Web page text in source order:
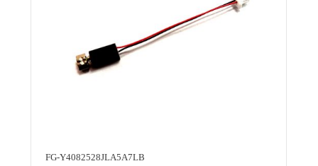
FG-Y4082528JLA5A7LB